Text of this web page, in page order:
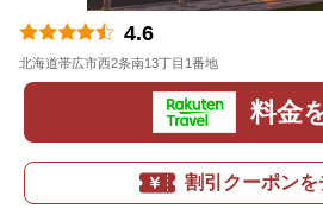
4.6
北海道帯広市西2条南13丁目1番地
料金
割引クーポンを